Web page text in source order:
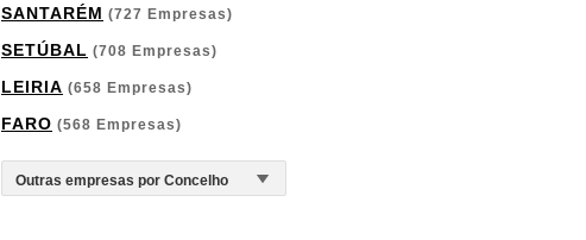
SANTARÉM (727 Empresas)
SETÚBAL (708 Empresas)
LEIRIA (658 Empresas)
FARO (568 Empresas)